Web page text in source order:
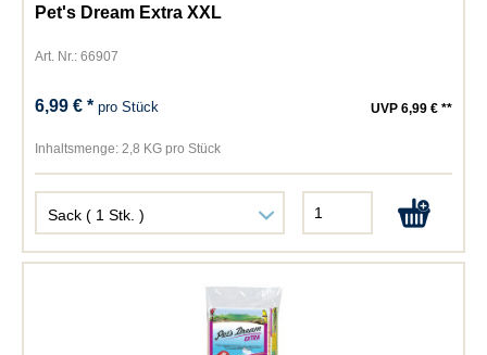
Pet's Dream Extra XXL
Art. Nr.: 66907
6,99 € *pro Stück UVP 6,99 € **
Inhaltsmenge: 2,8 KG pro Stück